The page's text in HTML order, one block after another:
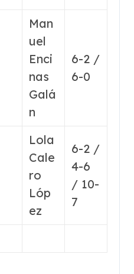
Man
uel
Enci
nas
Galá
n
6-2 /
6-0
Lola
Cale
ro
Lóp
ez
6-2 /
4-6
/ 10-
7